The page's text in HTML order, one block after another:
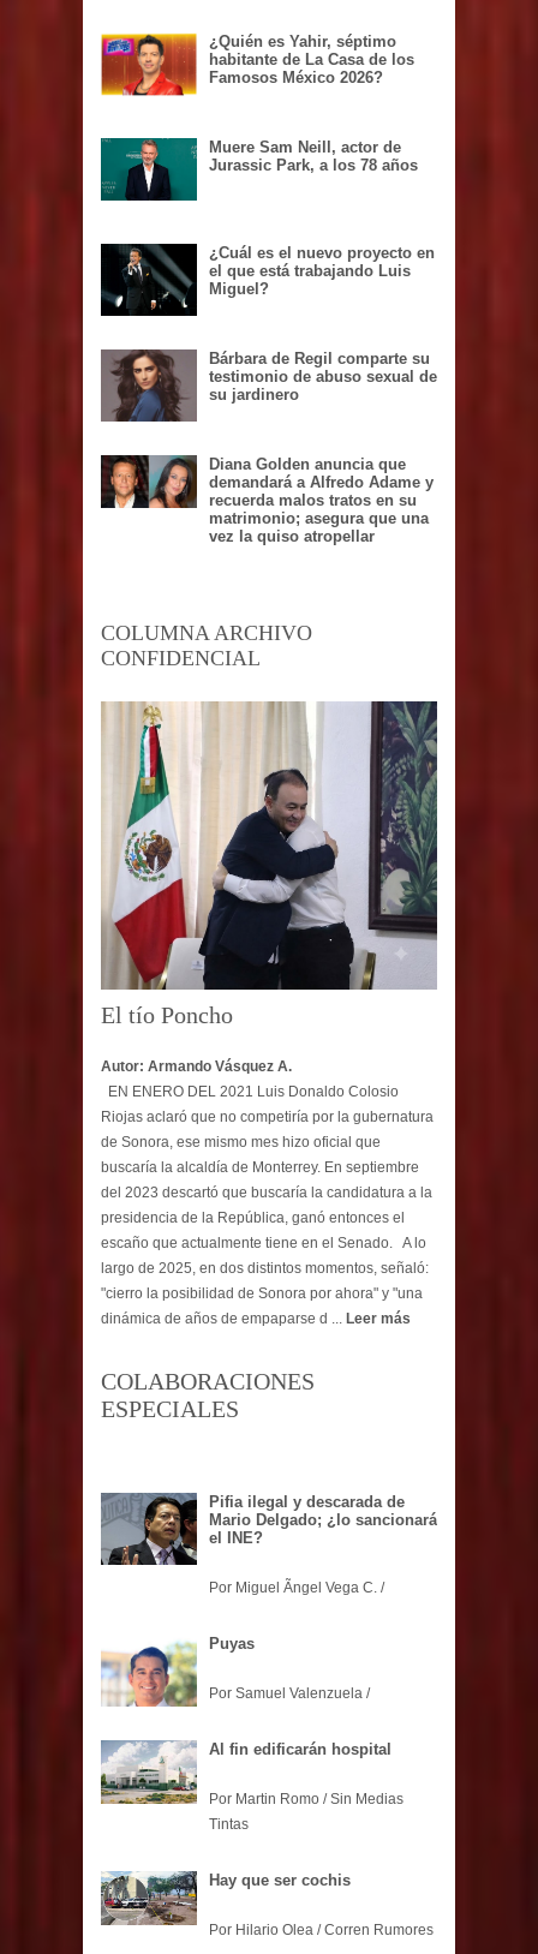
¿Quién es Yahir, séptimo
habitante de La Casa de los
Famosos México 2026?
Muere Sam Neill, actor de
Jurassic Park, a los 78 años
¿Cuál es el nuevo proyecto en
el que está trabajando Luis
Miguel?
Bárbara de Regil comparte su
testimonio de abuso sexual de
su jardinero
Diana Golden anuncia que
demandará a Alfredo Adame y
recuerda malos tratos en su
matrimonio; asegura que una
vez la quiso atropellar
COLUMNA ARCHIVO
CONFIDENCIAL
El tío Poncho
Autor: Armando Vásquez A.
EN ENERO DEL 2021 Luis Donaldo Colosio
Riojas aclaró que no competiría por la gubernatura
de Sonora, ese mismo mes hizo oficial que
buscaría la alcaldía de Monterrey. En septiembre
del 2023 descartó que buscaría la candidatura a la
presidencia de la República, ganó entonces el
escaño que actualmente tiene en el Senado. A lo
largo de 2025, en dos distintos momentos, señaló:
"cierro la posibilidad de Sonora por ahora" y "una
dinámica de años de empaparse d ... Leer más
COLABORACIONES
ESPECIALES
Pifia ilegal y descarada de
Mario Delgado; ¿lo sancionará
el INE?
Por Miguel Ãngel Vega C. /
Puyas
Por Samuel Valenzuela /
Al fin edificarán hospital
Por Martin Romo / Sin Medias
Tintas
Hay que ser cochis
Por Hilario Olea / Corren Rumores